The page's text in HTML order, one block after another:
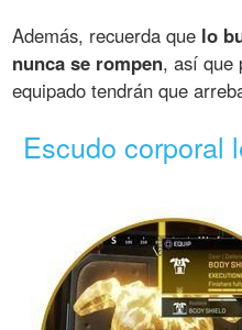
Además, recuerda que lo
nunca se rompen, así que
equipado tendrán que
Escudo corporal